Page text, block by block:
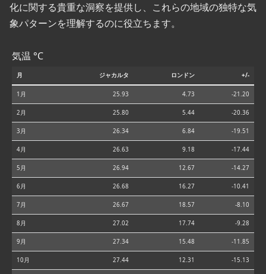
化に関する貴重な洞察を提供し、これらの地域の独特な気
象パターンを理解するのに役立ちます。
気温 °C
月 ジャカルタ ロンドン +/-
1月 25.93 4.73 -21.20
2月 25.80 5.44 -20.36
3月 26.34 6.84 -19.51
4月 26.63 9.18 -17.44
5月 26.94 12.67 -14.27
6月 26.68 16.27 -10.41
7月 26.67 18.57 -8.10
8月 27.02 17.74 -9.28
9月 27.34 15.48 -11.85
10月 27.44 12.31 -15.13